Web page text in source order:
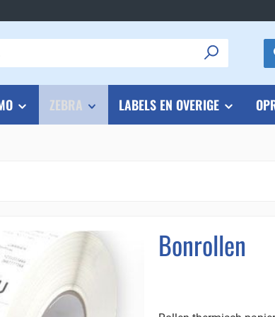
ZEBRA LABELS EN OVERIGE
Bonrollen